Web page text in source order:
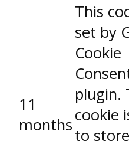
11
months
This
set by
Cookie
plugin.
cookie
to